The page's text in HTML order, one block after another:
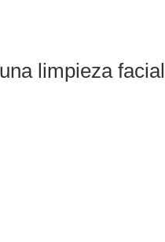
limpieza